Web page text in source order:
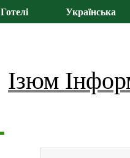
Готелі Українська
Ізюм